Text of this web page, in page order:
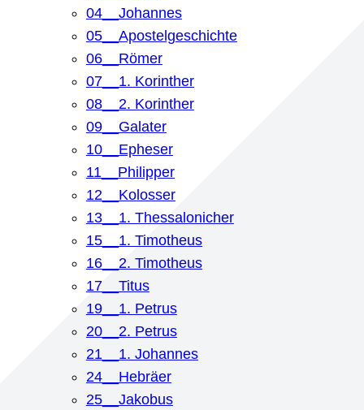
04__Johannes
05__Apostelgeschichte
06__Römer
07__1. Korinther
08__2. Korinther
09__Galater
10__Epheser
11__Philipper
12__Kolosser
13__1. Thessalonicher
15__1. Timotheus
16__2. Timotheus
17__Titus
19__1. Petrus
20__2. Petrus
21__1. Johannes
24__Hebräer
25__Jakobus